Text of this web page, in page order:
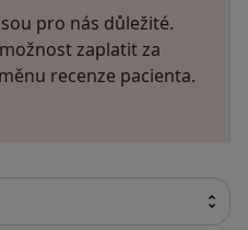
pro nás důležité.
zaplatit za
recenze pacienta.